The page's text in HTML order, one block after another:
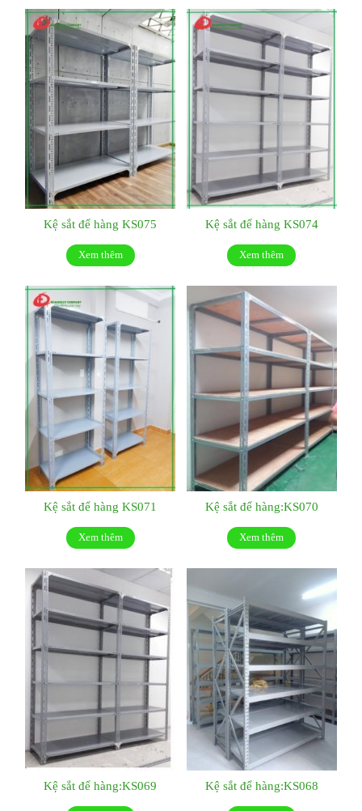
Kệ sắt để hàng KS075
Xem thêm
Kệ sắt để hàng KS074
Xem thêm
Kệ sắt để hàng KS071
Xem thêm
Kệ sắt để hàng:KS070
Xem thêm
Kệ sắt để hàng:KS069 Kệ sắt để hàng:KS068